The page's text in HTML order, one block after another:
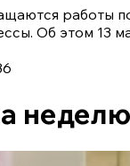
работы
Об этом 13